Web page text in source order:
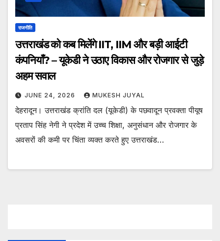
राजनीति
उत्तराखंड को कब मिलेंगे IIT, IIM और बड़ी आईटी
कंपनियाँ? – यूकेडी ने उठाए विकास और रोजगार से जुड़े
अहम सवाल
JUNE 24, 2026 MUKESH JUYAL
देहरादून। उत्तराखंड क्रांति दल (यूकेडी) के पछवादून प्रवक्ता पीयूष
प्रताप सिंह नेगी ने प्रदेश में उच्च शिक्षा, अनुसंधान और रोजगार के
अवसरों की कमी पर चिंता व्यक्त करते हुए उत्तराखंड…